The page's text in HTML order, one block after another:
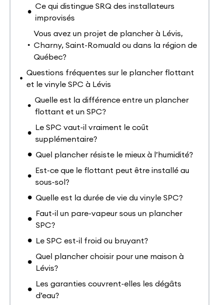
Ce qui distingue SRQ des installateurs
improvisés
Vous avez un projet de plancher à Lévis,
Charny, Saint-Romuald ou dans la région de
Québec?
Questions fréquentes sur le plancher flottant
et le vinyle SPC à Lévis
Quelle est la différence entre un plancher
flottant et un SPC?
Le SPC vaut-il vraiment le coût
supplémentaire?
Quel plancher résiste le mieux à l’humidité?
Est-ce que le flottant peut être installé au
sous-sol?
Quelle est la durée de vie du vinyle SPC?
Faut-il un pare-vapeur sous un plancher
SPC?
Le SPC est-il froid ou bruyant?
Quel plancher choisir pour une maison à
Lévis?
Les garanties couvrent-elles les dégâts
d’eau?